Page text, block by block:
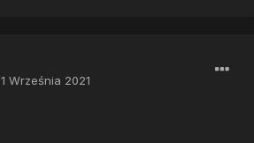
1 Września 2021